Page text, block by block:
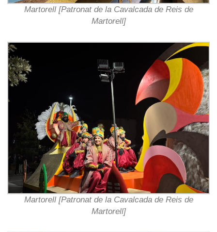
Martorell [Patronat de la Cavalcada de Reis de
Martorell]
Martorell [Patronat de la Cavalcada de Reis de
Martorell]